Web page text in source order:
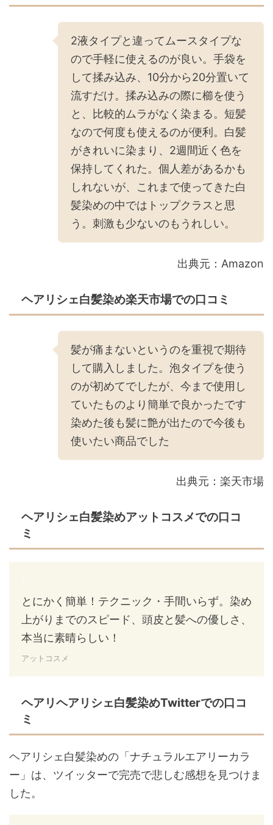
2液タイプと違ってムースタイプな
ので手軽に使えるのが良い。手袋を
して揉み込み、10分から20分置いて
流すだけ。揉み込みの際に櫛を使う
と、比較的ムラがなく染まる。短髪
なので何度も使えるのが便利。白髪
がきれいに染まり、2週間近く色を
保持してくれた。個人差があるかも
しれないが、これまで使ってきた白
髪染めの中ではトップクラスと思
う。刺激も少ないのもうれしい。
出典元：Amazon
ヘアリシェ白髪染め楽天市場での口コミ
髪が痛まないというのを重視で期待
して購入しました。泡タイプを使う
のが初めてでしたが、今まで使用し
ていたものより簡単で良かったです
染めた後も髪に艶が出たので今後も
使いたい商品でした
出典元：楽天市場
ヘアリシェ白髪染めアットコスメでの口コ
ミ
とにかく簡単！テクニック・手間いらず。染め
上がりまでのスピード、頭皮と髪への優しさ、
本当に素晴らしい！
アットコスメ
ヘアリヘアリシェ白髪染めTwitterでの口コ
ミ
ヘアリシェ白髪染めの「ナチュラルエアリーカラ
ー」は、ツイッターで完売で悲しむ感想を見つけま
した。